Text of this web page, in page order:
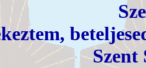
Szent